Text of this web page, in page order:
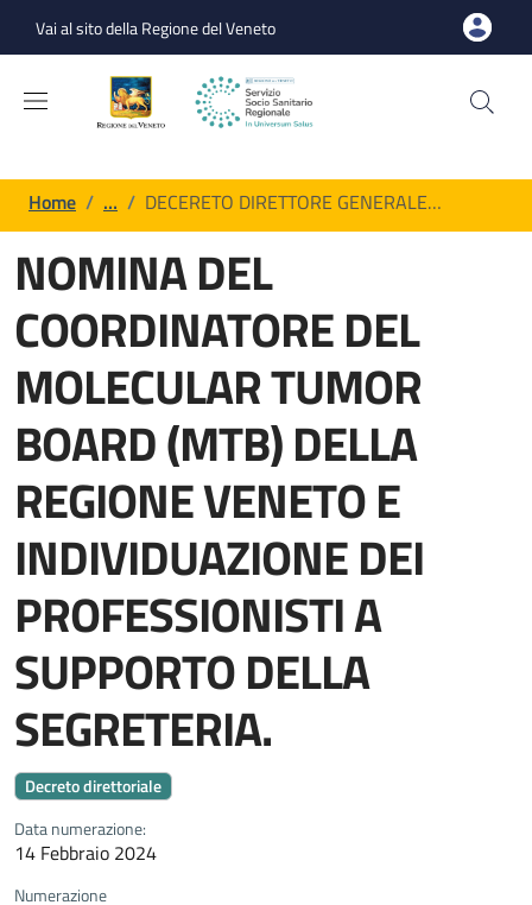
Vai al sito della Regione del Veneto
Briciole di pane
Home / … / DECERETO DIRETTORE GENERALE…
NOMINA DEL
COORDINATORE DEL
MOLECULAR TUMOR
BOARD (MTB) DELLA
REGIONE VENETO E
INDIVIDUAZIONE DEI
PROFESSIONISTI A
SUPPORTO DELLA
SEGRETERIA.
Decreto direttoriale
Data numerazione:
14 Febbraio 2024
Numerazione